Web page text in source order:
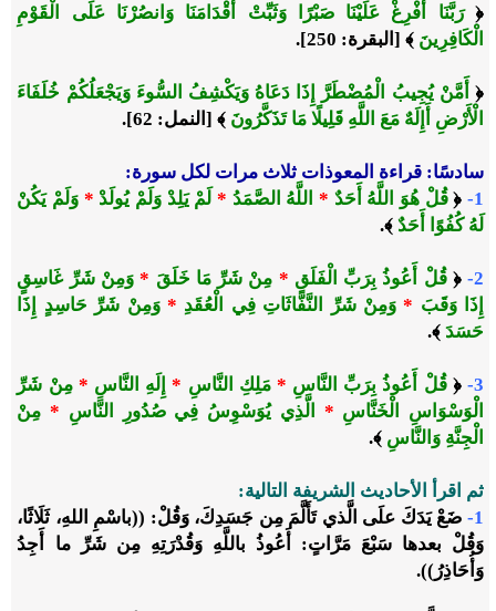
﴿رَبَّنَا أَفْرِغْ عَلَيْنَا صَبْرًا وَثَبِّتْ أَقْدَامَنَا وَانصُرْنَا عَلَى الْقَوْمِ
الْكَافِرِينَ ﴾ [ البقرة: 250].
﴿ أَمَّنْ يُجِيبُ الْمُضْطَرَّ إِذَا دَعَاهُ وَيَكْشِفُ السُّوءَ وَيَجْعَلُكُمْ خُلَفَاءَ
الْأَرْضِ أَإِلَهٌ مَعَ اللَّهِ قَلِيلًا مَا تَذَكَّرُونَ ﴾ [النمل: 62].
سادسًا: قراءة المعوذات ثلاث مرات لكل سورة:
1-
﴿قُلْ هُوَ اللَّهُ أَحَدٌ *اللَّهُ الصَّمَدُ *لَمْ يَلِدْ وَلَمْ يُولَدْ * وَلَمْ يَكُنْ
لَهُ كُفُوًا أَحَدٌ ﴾.
2- ﴿قُلْ أَعُوذُ بِرَبِّ الْفَلَقِ * مِنْ شَرِّ مَا خَلَقَ *وَمِنْ شَرِّ غَاسِقٍ
إِذَا وَقَبَ *وَمِنْ شَرِّ النَّفَّاثَاتِ فِي الْعُقَدِ * وَمِنْ شَرِّ حَاسِدٍ إِذَا
حَسَدَ ﴾.
3- ﴿قُلْ أَعُوذُ بِرَبِّ النَّاسِ * مَلِكِ النَّاسِ *إِلَهِ النَّاسِ * مِنْ شَرِّ
الْوَسْوَاسِ الْخَنَّاسِ * الَّذِي يُوَسْوِسُ فِي صُدُورِ النَّاسِ *مِنْ
الْجِنَّةِ وَالنَّاسِ ﴾.
ثم اقرأ الأحاديث الشريفة التالية:
1-
ضَعْ يَدَكَ علَى الَّذي تَأَلَّمَ مِن جَسَدِكَ، وَقُلْ: ((باسْمِ اللهِ، ثَلَاثًا،
وَقُلْ بعدها سَبْعَ مَرَّاتٍ: أَعُوذُ باللَّهِ وَقُدْرَتِهِ مِن شَرِّ ما أَجِدُ
وَأُحَاذِرُ)).